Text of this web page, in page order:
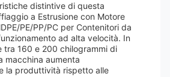
distintive di questa
a Estrusione con Motore
PE/PP/PC per Contenitori da
ad alta velocità. In
tra 160 e 200 chilogrammi di
macchina aumenta
la produttività rispetto alle